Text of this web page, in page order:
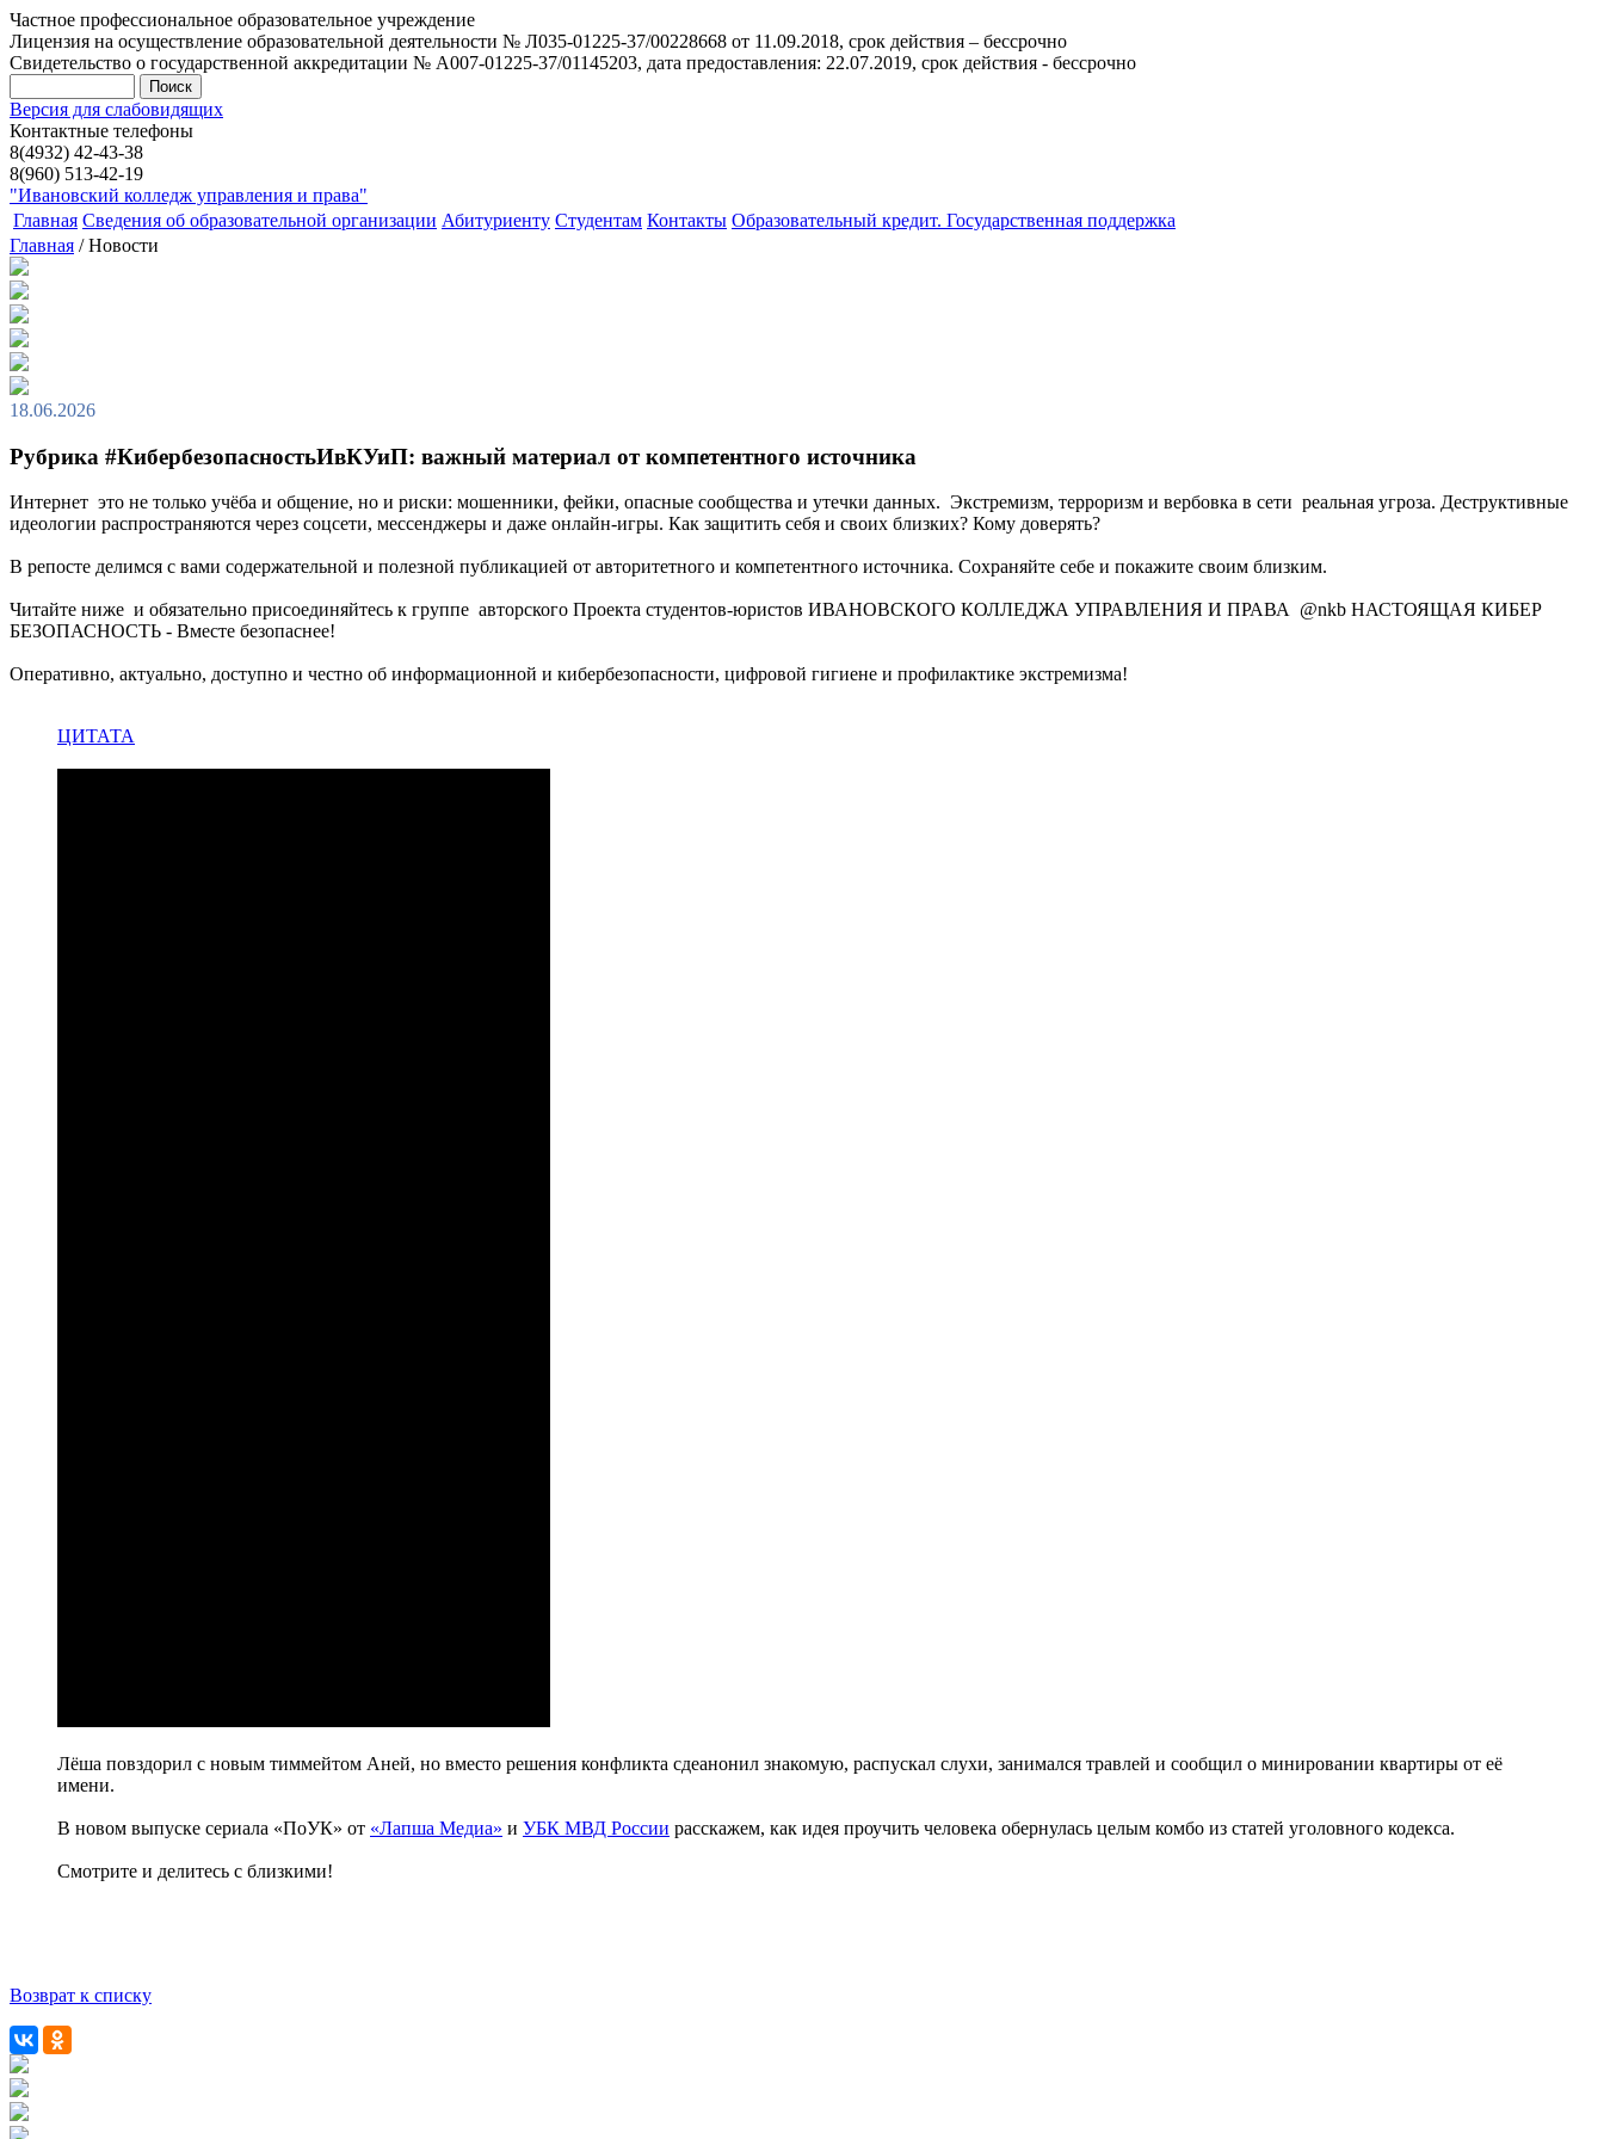
Частное профессиональное образовательное учреждение
Лицензия на осуществление образовательной деятельности № Л035-01225-37/00228668 от 11.09.2018, срок действия – бессрочно
Свидетельство о государственной аккредитации № А007-01225-37/01145203, дата предоставления: 22.07.2019, срок действия - бессрочно
Версия для слабовидящих
Контактные телефоны
8(4932) 42-43-38
8(960) 513-42-19
"Ивановский колледж управления и права"
Главная Сведения об образовательной организации Абитуриенту Студентам Контакты Образовательный кредит. Государственная поддержка
Главная / Новости
18.06.2026
Рубрика #КибербезопасностьИвКУиП: важный материал от компетентного источника
Интернет это не только учёба и общение, но и риски: мошенники, фейки, опасные сообщества и утечки данных. Экстремизм, терроризм и вербовка в сети реальная угроза. Деструктивные
идеологии распространяются через соцсети, мессенджеры и даже онлайн-игры. Как защитить себя и своих близких? Кому доверять?
В репосте делимся с вами содержательной и полезной публикацией от авторитетного и компетентного источника. Сохраняйте себе и покажите своим близким.
Читайте ниже и обязательно присоединяйтесь к группе авторского Проекта студентов-юристов ИВАНОВСКОГО КОЛЛЕДЖА УПРАВЛЕНИЯ И ПРАВА @nkb НАСТОЯЩАЯ КИБЕР
БЕЗОПАСНОСТЬ - Вместе безопаснее!
Оперативно, актуально, доступно и честно об информационной и кибербезопасности, цифровой гигиене и профилактике экстремизма!
ЦИТАТА
Лёша повздорил с новым тиммейтом Аней, но вместо решения конфликта сдеанонил знакомую, распускал слухи, занимался травлей и сообщил о минировании квартиры от её
имени.
В новом выпуске сериала «ПоУК» от «Лапша Медиа» и УБК МВД России расскажем, как идея проучить человека обернулась целым комбо из статей уголовного кодекса.
Смотрите и делитесь с близкими!
Возврат к списку